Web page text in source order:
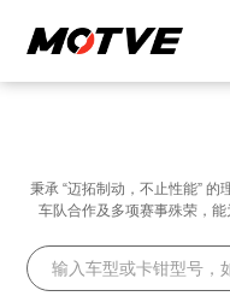
秉承 “迈拓制动，不止性能” 的
车队合作及多项赛事殊荣，能